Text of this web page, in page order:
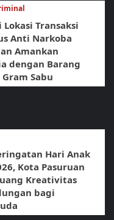
Lokasi Transaksi
Anti Narkoba
Amankan
dengan Barang
Sabu
Hari Anak
Kota Pasuruan
Kreativitas
bagi